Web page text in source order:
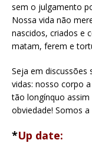
sem o julgamento
Nossa vida não
nascidos, criados e
matam, ferem e
Seja em
vidas: nosso corpo
tão longínquo assim
obviedade! Somos
*Up date: